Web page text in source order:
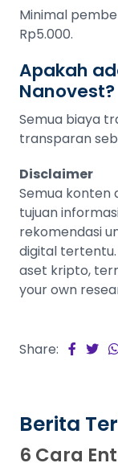
Minimal
Rp5.000.
Apakah
Nanovest?
Semua biaya
transparan
Disclaimer
Semua konten
tujuan
rekomendasi
digital
aset kripto,
your own
Share:
Berita
6 Cara